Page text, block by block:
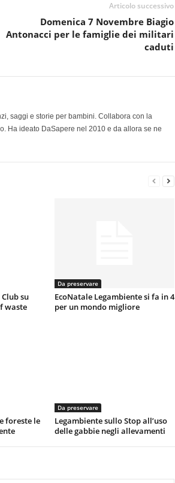
Articolo successivo
Domenica 7 Novembre Biagio
Antonacci per le famiglie dei militari
caduti
saggi e storie per bambini. Collabora con la
Ha ideato DaSapere nel 2010 e da allora se ne
su
waste
Da preservare
EcoNatale Legambiente si fa in 4
per un mondo migliore
foreste le
Da preservare
Legambiente sullo Stop all’uso
delle gabbie negli allevamenti